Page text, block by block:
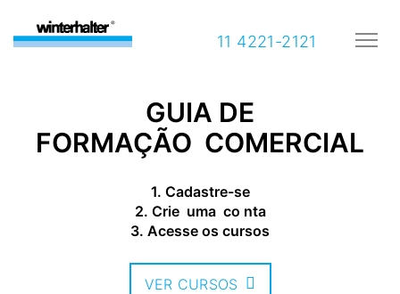
11 4221-2121
GUIA DE
FORMAÇÃO COMERCIAL
1. Cadastre-se
2. Crie uma co nta
3. Acesse os cursos
VER CURSOS